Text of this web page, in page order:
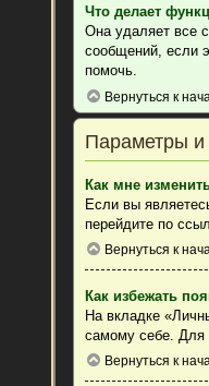
Что делает
Она удаляет все
сообщений, если
помочь.
Вернуться к
Параметры и
Как мне
Если вы
перейдите по
Вернуться к
Как избежать
На вкладке
самому себе. Для
Вернуться к